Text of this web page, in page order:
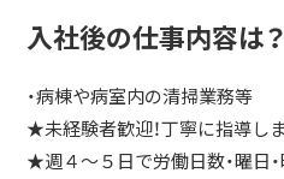
入社後の仕事内容は？
・病棟や病室内の清掃業務等
★未経験者歓迎！丁寧に指導しま
★週４～５日で労働日数・曜日